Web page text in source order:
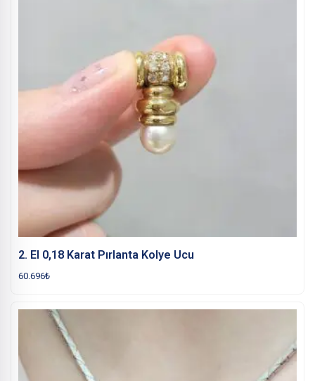
2. El 0,18 Karat Pırlanta Kolye Ucu
60.696₺